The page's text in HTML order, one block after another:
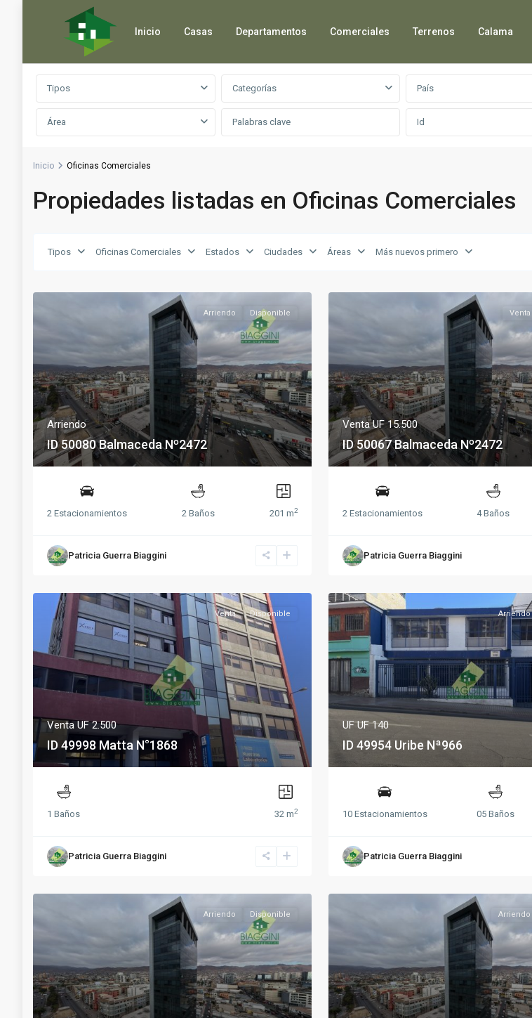
Inicio Casas Departamentos Comerciales Terrenos Calama
Búsqueda avanzada
Tipos Categorías País
Área
Inicio Oficinas Comerciales
Propiedades listadas en Oficinas Comerciales
Tipos Oficinas Comerciales Estados Ciudades Áreas Más nuevos primero
Arriendo Disponible
Arriendo
ID 50080 Balmaceda Nº2472
2 Estacionamientos 2 Baños 201 m2
Patricia Guerra Biaggini
Venta
VentaUF 15.500
ID 50067 Balmaceda Nº2472
2 Estacionamientos 4 Baños
Patricia Guerra Biaggini
Venta Disponible
VentaUF 2.500
ID 49998 Matta N°1868
1 Baños 32 m2
Patricia Guerra Biaggini
Arriendo
UFUF 140
ID 49954 Uribe Nª966
10 Estacionamientos 05 Baños
Patricia Guerra Biaggini
Arriendo Disponible Arriendo